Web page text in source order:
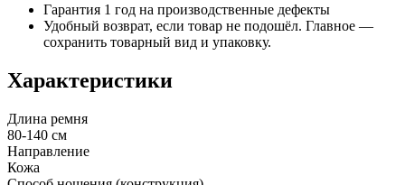
Гарантия 1 год на производственные дефекты
Удобный возврат, если товар не подошёл. Главное —
сохранить товарный вид и упаковку.
Характеристики
Длина ремня
80-140 см
Направление
Кожа